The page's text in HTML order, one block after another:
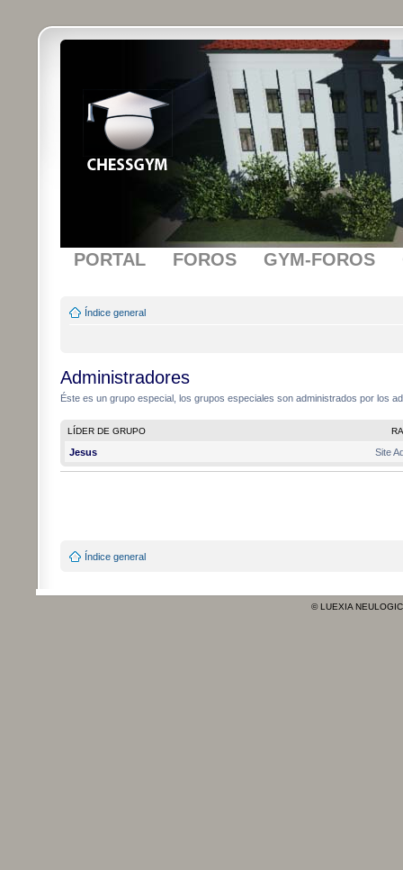
PORTAL FOROS GYM-FOROS
Índice general
Administradores
Éste es un grupo especial, los grupos especiales son administrados por los
LÍDER DE GRUPO
Site
Jesus
Índice general
© LUEXIA